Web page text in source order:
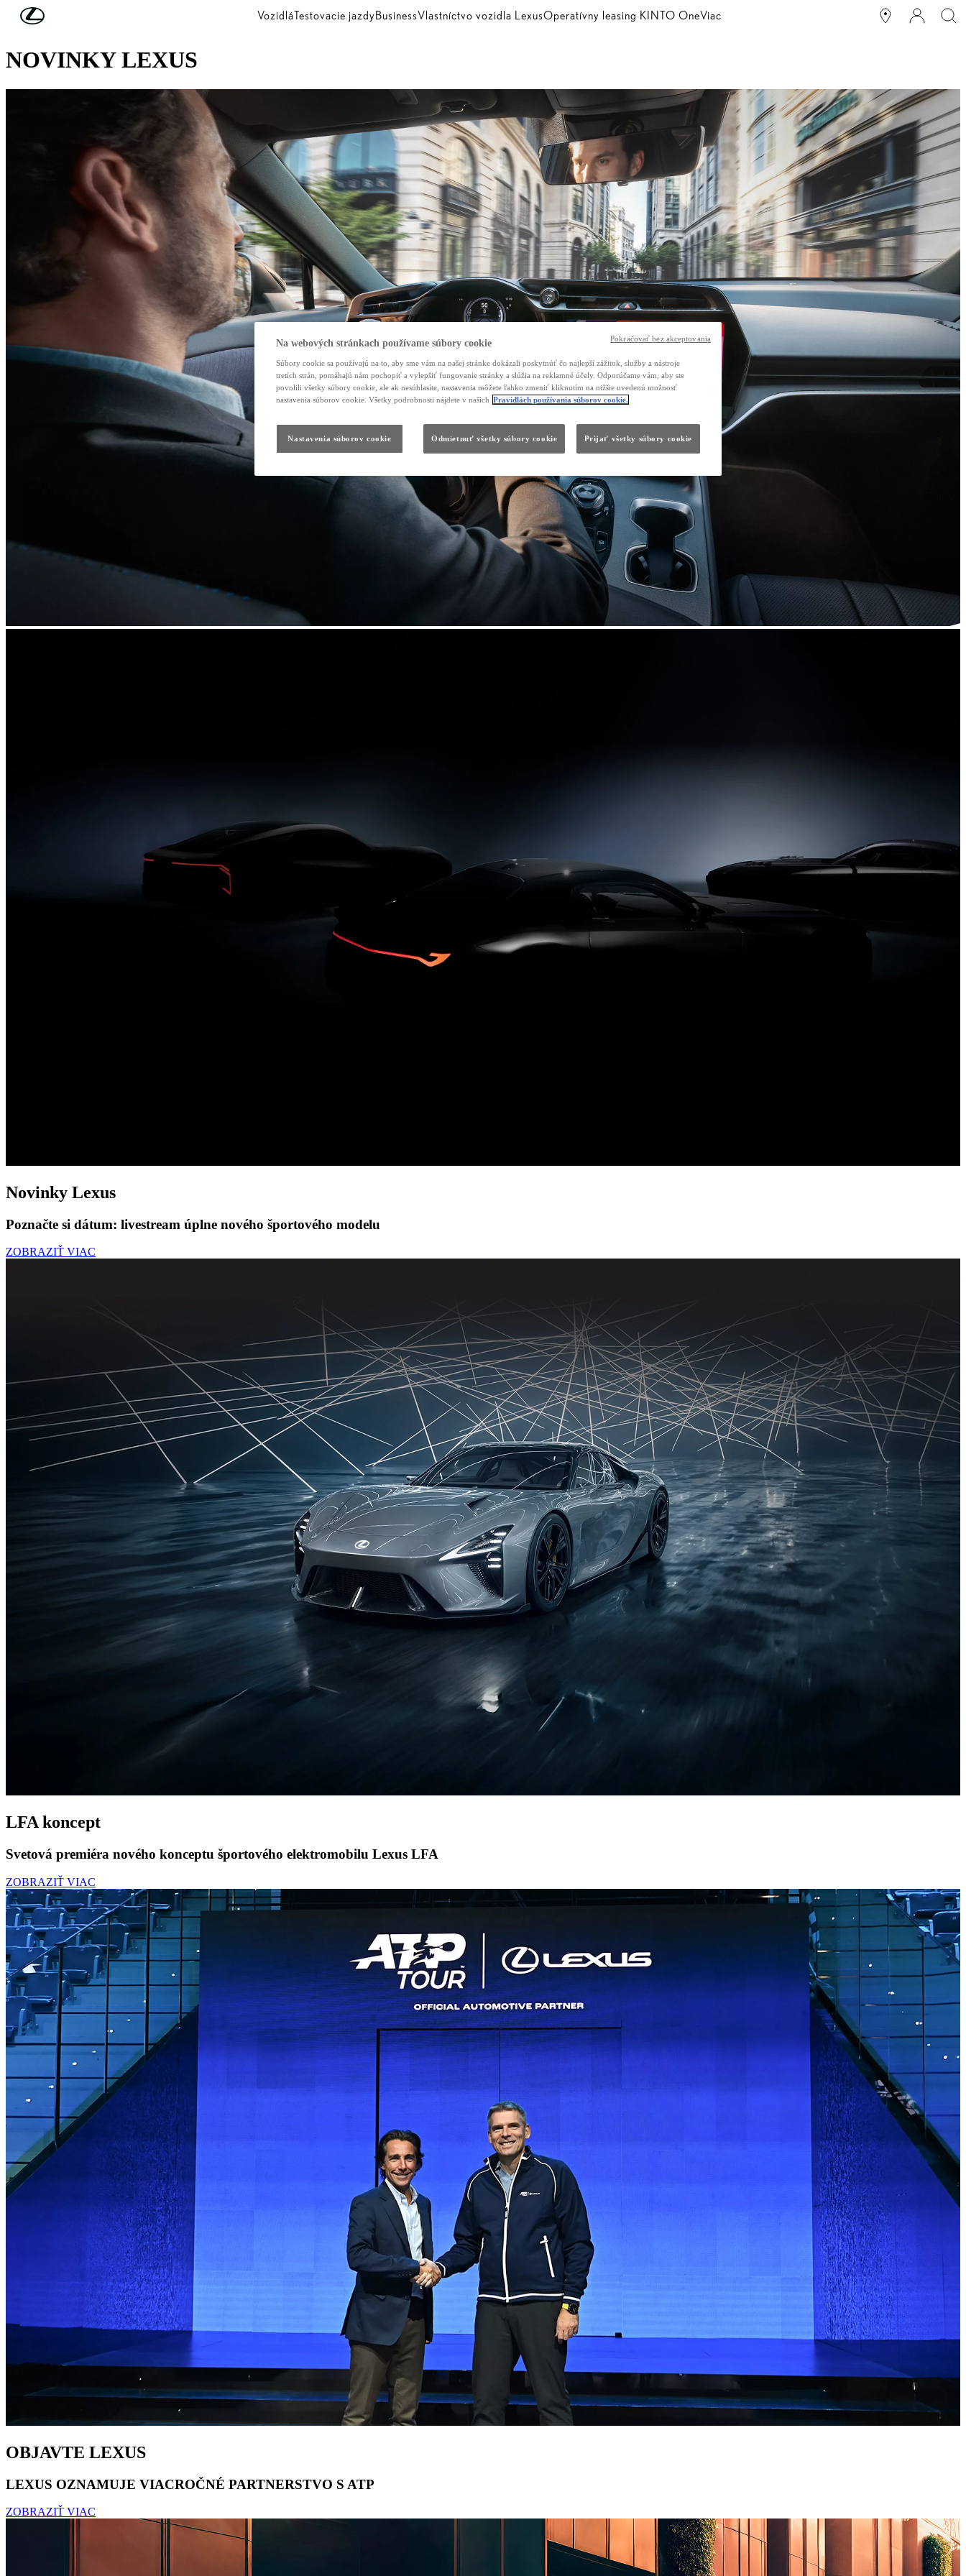
Skip to Main Content VozidláTestovacie jazdyBusinessVlastníctvo vozidla LexusOperatívny leasing KINTO OneViac
OBJAVTE LEXUS
NOVINKY LEXUS
Novinky Lexus
Poznačte si dátum: livestream úplne nového športového modelu
ZOBRAZIŤ VIAC
LFA koncept
Svetová premiéra nového konceptu športového elektromobilu Lexus LFA
ZOBRAZIŤ VIAC
OBJAVTE LEXUS
LEXUS OZNAMUJE VIACROČNÉ PARTNERSTVO S ATP
ZOBRAZIŤ VIAC
Na webových stránkach používame súbory cookie
Súbory cookie sa používajú na to, aby sme vám na našej stránke dokázali poskytnúť čo najlepší zážitok, služby a nástroje
tretích strán, pomáhajú nám pochopiť a vylepšiť fungovanie stránky a slúžia na reklamné účely. Odporúčame vám, aby ste
povolili všetky súbory cookie, ale ak nesúhlasíte, nastavenia môžete ľahko zmeniť kliknutím na nižšie uvedenú možnosť
nastavenia súborov cookie. Všetky podrobnosti nájdete v našich Pravidlách používania súborov cookie.
Odmietnuť všetky súbory cookie Prijať všetky súbory cookie
Nastavenia súborov cookie
Pokračovať bez akceptovania